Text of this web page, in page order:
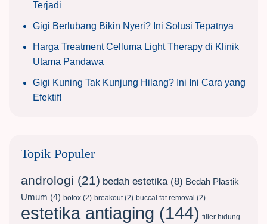
Terjadi
Gigi Berlubang Bikin Nyeri? Ini Solusi Tepatnya
Harga Treatment Celluma Light Therapy di Klinik
Utama Pandawa
Gigi Kuning Tak Kunjung Hilang? Ini Ini Cara yang
Efektif!
Topik Populer
andrologi (21) bedah estetika(8) Bedah Plastik
Umum (4) botox (2) breakout(2) buccal fat removal (2)
estetika antiaging (144) filler hidung